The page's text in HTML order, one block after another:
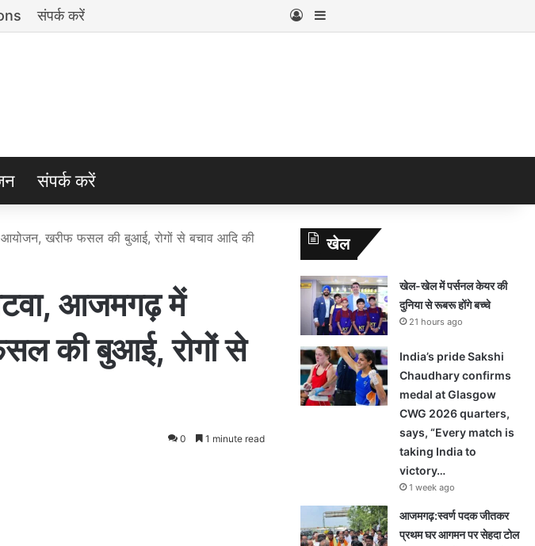
संपर्क करें Log InSidebar
संपर्क करें
आयोजन, खरीफ फसल की बुआई, रोगों से बचाव आदि की
आजमगढ़ में
की बुआई, रोगों से
0 1 minute read
खेल
खेल-खेल में पर्सनल केयर की
दुनिया से रूबरू होंगे बच्चे
21 hours ago
India’s pride Sakshi
Chaudhary confirms
medal at Glasgow
CWG 2026 quarters,
says, “Every match is
taking India to
victory…
1 week ago
आजमगढ़:स्वर्ण पदक जीतकर
प्रथम घर आगमन पर सेहदा टोल